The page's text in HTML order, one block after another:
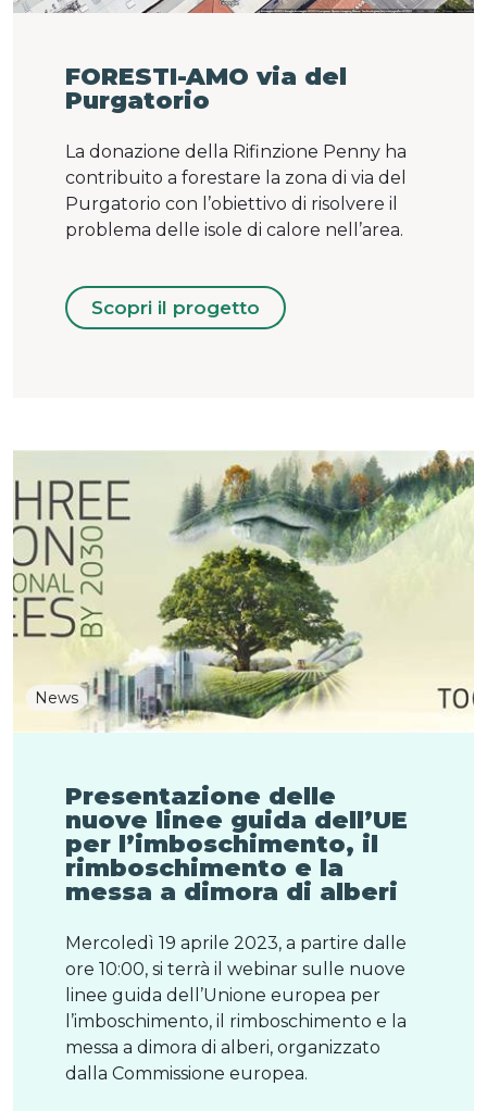
FORESTI-AMO via del
Purgatorio
La donazione della Rifinzione Penny ha
contribuito a forestare la zona di via del
Purgatorio con l’obiettivo di risolvere il
problema delle isole di calore nell’area.
Scopri il progetto
News
Presentazione delle
nuove linee guida dell’UE
per l’imboschimento, il
rimboschimento e la
messa a dimora di alberi
Mercoledì 19 aprile 2023, a partire dalle
ore 10:00, si terrà il webinar sulle nuove
linee guida dell’Unione europea per
l’imboschimento, il rimboschimento e la
messa a dimora di alberi, organizzato
dalla Commissione europea.